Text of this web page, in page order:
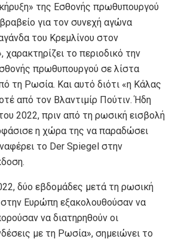
της Εσθονής πρωθυπουργού
για τον συνεχή αγώνα
του Κρεμλίνου στον
το περιοδικό την
πρωθυπουργού σε λίστα
τη Ρωσία. Και αυτό διότι «η Κάλας
από τον Βλαντιμίρ Πούτιν. Ήδη
2022, πριν από τη ρωσική εισβολή
η χώρα της να παραδώσει
το Der Spiegel στην
δύο εβδομάδες μετά τη ρωσική
στην Ευρώπη εξακολουθούσαν να
να διατηρηθούν οι
με τη Ρωσία», σημειώνει το